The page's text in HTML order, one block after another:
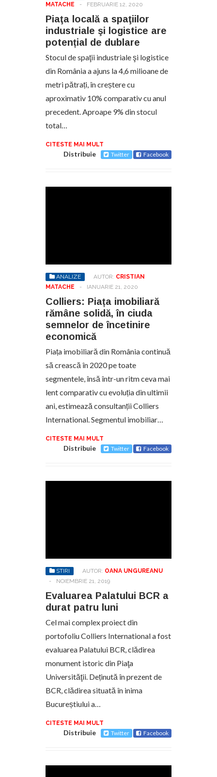
MATACHE
- FEBRUARIE 12, 2020
Piaţa locală a spaţiilor
industriale şi logistice are
potențial de dublare
Stocul de spaţii industriale şi logistice
din România a ajuns la 4,6 milioane de
metri pătrați, în creștere cu
aproximativ 10% comparativ cu anul
precedent. Aproape 9% din stocul
total…
CITESTE MAI MULT
Distribuie Twitter Facebook
ANALIZE AUTOR: CRISTIAN
MATACHE
- IANUARIE 21, 2020
Colliers: Piața imobiliară
rămâne solidă, în ciuda
semnelor de încetinire
economică
Piața imobiliară din România continuă
să crească în 2020 pe toate
segmentele, însă într-un ritm ceva mai
lent comparativ cu evoluția din ultimii
ani, estimează consultanții Colliers
International. Segmentul imobiliar…
CITESTE MAI MULT
Distribuie Twitter Facebook
STIRI AUTOR: OANA UNGUREANU
-
NOIEMBRIE 21, 2019
Evaluarea Palatului BCR a
durat patru luni
Cel mai complex proiect din
portofoliu Colliers International a fost
evaluarea Palatului BCR, clădirea
monument istoric din Piaţa
Universităţii. Deținută în prezent de
BCR, clădirea situată în inima
Bucureștiului a…
CITESTE MAI MULT
Distribuie Twitter Facebook